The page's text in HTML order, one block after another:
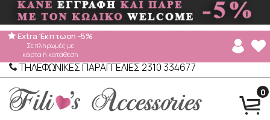
ΤΗΛΕΦΩΝΙΚΕΣ ΠΑΡΑΓΓΕΛΙΕΣ 2310 334677
0
Extra Έκπτωση -5%
Σε πληρωμές με
κάρτα ή κατάθεση